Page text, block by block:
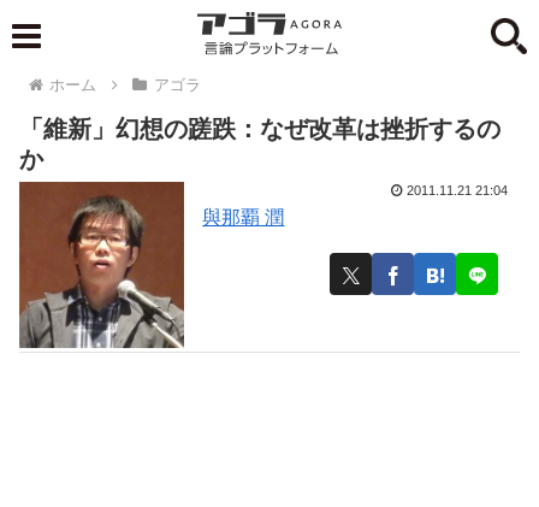
ホーム アゴラ
「維新」幻想の蹉跌：なぜ改革は挫折するの
か
與那覇 潤
2011.11.21 21:04